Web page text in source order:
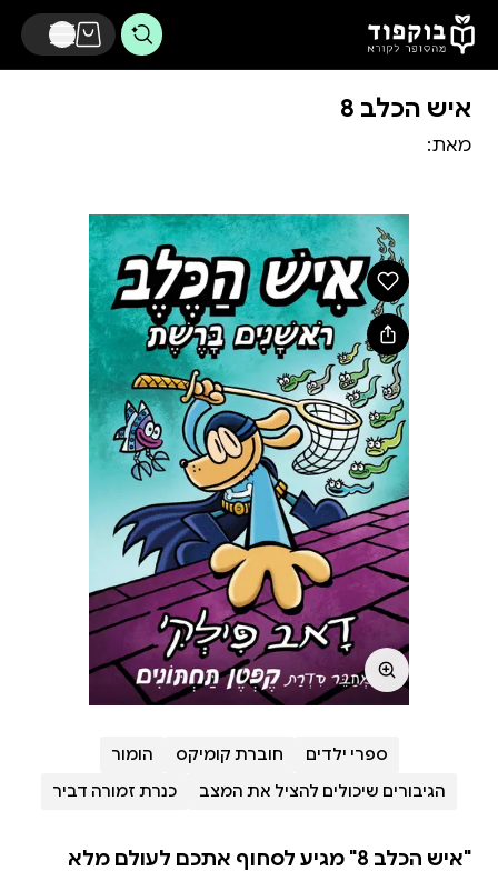
דלג לתוכן הראשי
איש הכלב 8
מאת:
ספרי ילדים חוברת קומיקס
הומור
הגיבורים שיכולים להציל את המצב
כנרת זמורה דביר
"איש הכלב 8" מגיע לסחוף אתכם לעולם מלא